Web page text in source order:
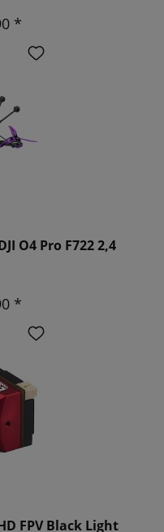
*
O4 Pro F722 2,4
*
FPV Black Light